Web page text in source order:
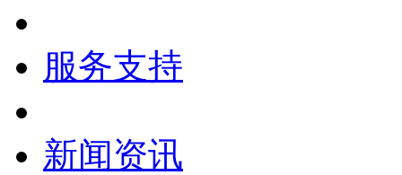
服务支持
新闻资讯